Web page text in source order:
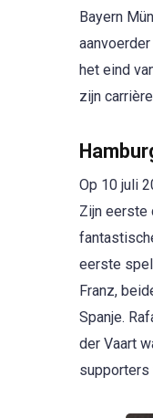
Bayern
het eind
zijn
Op 10 juli
Zijn eerste
eerste
Franz,
Spanje.
der Vaart
supporters